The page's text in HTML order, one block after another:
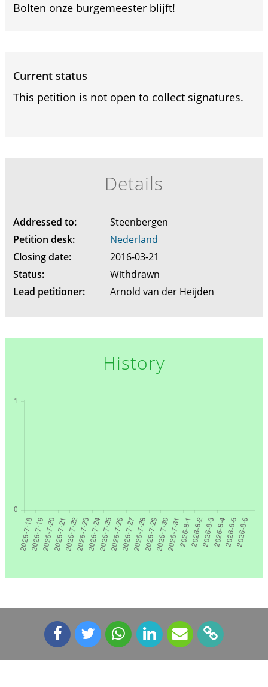
Bolten onze burgemeester blijft!
Current status
This petition is not open to collect signatures.
Details
Addressed to:
Steenbergen
Petition desk:
Nederland
Closing date:
2016-03-21
Status:
Withdrawn
Lead petitioner:
Arnold van der Heijden
History